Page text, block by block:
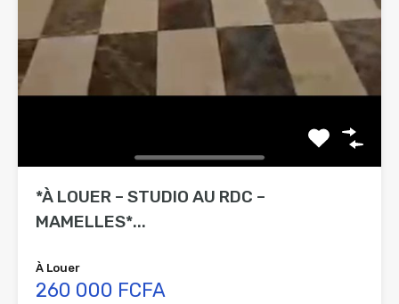
*À LOUER – STUDIO AU RDC –
MAMELLES*...
À Louer
260 000 FCFA